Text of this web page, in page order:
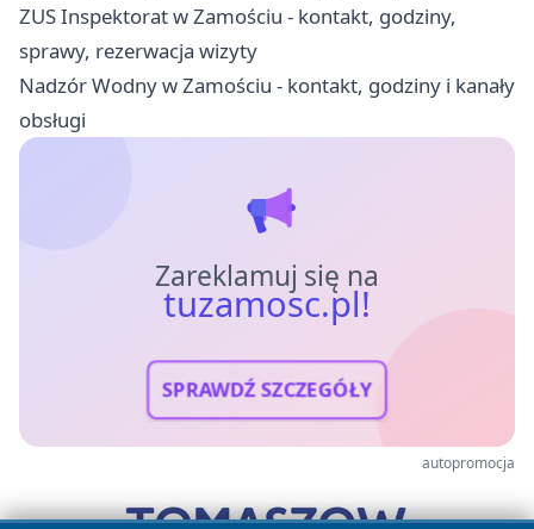
ZUS Inspektorat w Zamościu - kontakt, godziny,
sprawy, rezerwacja wizyty
Nadzór Wodny w Zamościu - kontakt, godziny i kanały
obsługi
Zareklamuj się na
tuzamosc.pl!
SPRAWDŹ SZCZEGÓŁY
autopromocja